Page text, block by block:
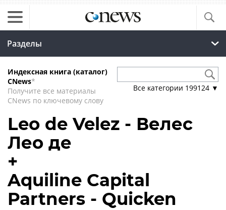
Разделы
Индексная книга (каталог)
CNews*
Получите все материалы
CNews по ключевому слову
Все категории 199124 ▼
Leo de Velez - Велес
Лео де
+
Aquiline Capital
Partners - Quicken